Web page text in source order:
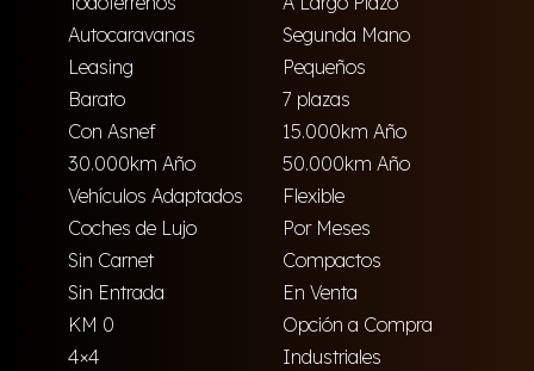
Autocaravanas
Segunda Mano
Leasing
Pequeños
Barato
7 plazas
Con Asnef
15.000km Año
30.000km Año
50.000km Año
Vehículos Adaptados
Flexible
Coches de Lujo
Por Meses
Sin Carnet
Compactos
Sin Entrada
En Venta
KM 0
Opción a Compra
4×4
Industriales